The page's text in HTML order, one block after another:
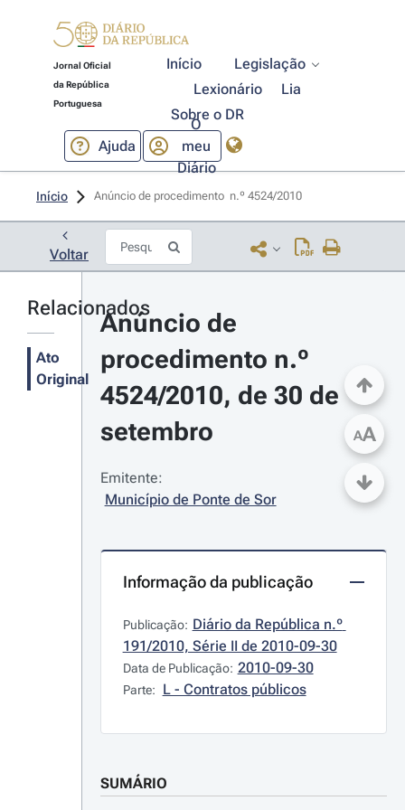
Jornal Oficial
da República
Portuguesa
Início
Legislação
Lexionário
Lia
Sobre o DR
Ajuda
O
meu
Diário
Início Anúncio de procedimento  n.º 4524/2010
Voltar
Relacionados
Ato
Original
Anúncio de
procedimento n.º
4524/2010, de 30 de
setembro
Emitente:
Município de Ponte de Sor
Informação da publicação
Publicação: Diário da República n.º
191/2010, Série II de 2010-09-30
Data de Publicação: 2010-09-30
Parte: L - Contratos públicos
SUMÁRIO
AA